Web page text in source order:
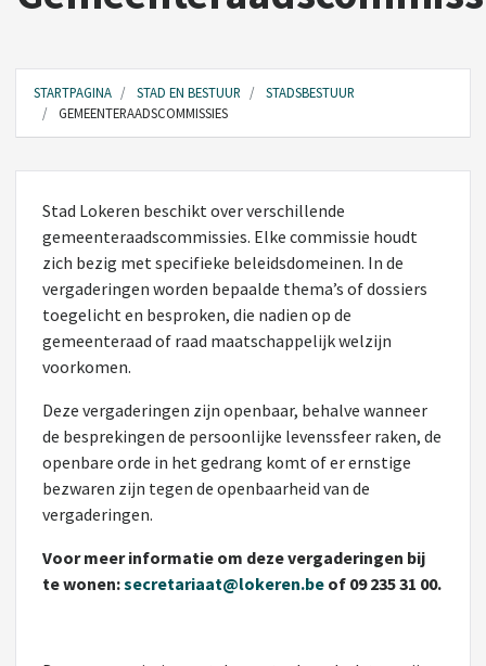
STARTPAGINA STAD EN BESTUUR
STADSBESTUUR
GEMEENTERAADSCOMMISSIES
Stad Lokeren beschikt over verschillende
gemeenteraadscommissies. Elke commissie houdt
zich bezig met specifieke beleidsdomeinen. In de
vergaderingen worden bepaalde thema’s of dossiers
toegelicht en besproken, die nadien op de
gemeenteraad of raad maatschappelijk welzijn
voorkomen.
Deze vergaderingen zijn openbaar, behalve wanneer
de besprekingen de persoonlijke levenssfeer raken, de
openbare orde in het gedrang komt of er ernstige
bezwaren zijn tegen de openbaarheid van de
vergaderingen.
Voor meer informatie om deze vergaderingen bij
te wonen:secretariaat@lokeren.be of 09 235 31 00.